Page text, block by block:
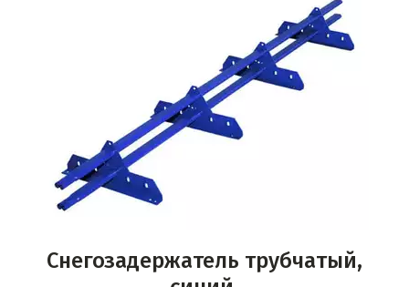
Снегозадержатель трубчатый,